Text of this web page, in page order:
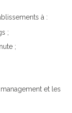
à :
;
;
et les